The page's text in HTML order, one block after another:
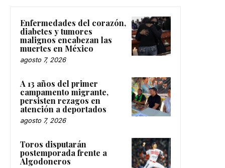
Enfermedades del corazón,
diabetes y tumores
malignos encabezan las
muertes en México
agosto 7, 2026
A 13 años del primer
campamento migrante,
persisten rezagos en
atención a deportados
agosto 7, 2026
Toros disputarán
postemporada frente a
Algodoneros